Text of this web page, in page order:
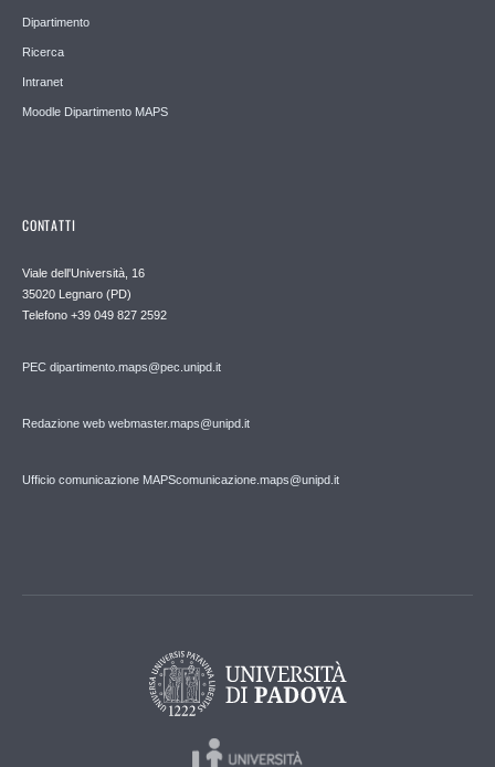
Dipartimento
Ricerca
Intranet
Moodle Dipartimento MAPS
CONTATTI
Viale dell'Università, 16
35020 Legnaro (PD)
Telefono +39 049 827 2592
PEC dipartimento.maps@pec.unipd.it
Redazione web webmaster.maps@unipd.it
Ufficio comunicazione MAPScomunicazione.maps@unipd.it